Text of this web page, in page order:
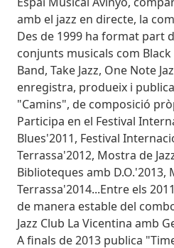
amb el jazz en directe, la
Des de 1999 ha format part
conjunts musicals com
Band, Take Jazz, One Note
enregistra, produeix i
"Camins", de composició
Participa en el Festival
Blues'2011, Festival
Terrassa'2012, Mostra de
Biblioteques amb D.O.'2013,
Terrassa'2014...Entre els
de manera estable del
Jazz Club La Vicentina amb
A finals de 2013 publica